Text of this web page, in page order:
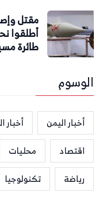
طائرة
الوسوم
أخبار اليمن أخبار
اقتصاد
محليات
رياضة
تكنولوجيا